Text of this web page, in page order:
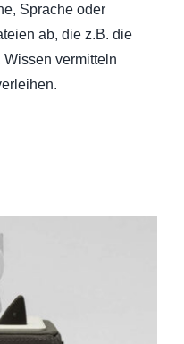
Sprache oder
ab, die z.B. die
vermitteln